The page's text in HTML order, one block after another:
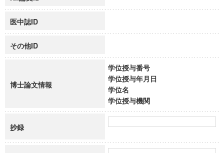
医中誌ID
その他ID
博士論文情報
学位授与番号
学位授与年月日
学位名
学位授与機関
抄録